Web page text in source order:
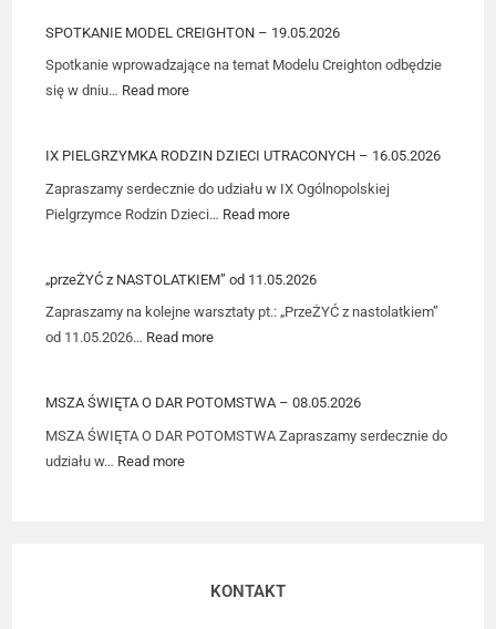
SPOTKANIE MODEL CREIGHTON – 19.05.2026
Spotkanie wprowadzające na temat Modelu Creighton odbędzie
się w dniu… Read more
IX PIELGRZYMKA RODZIN DZIECI UTRACONYCH – 16.05.2026
Zapraszamy serdecznie do udziału w IX Ogólnopolskiej
Pielgrzymce Rodzin Dzieci… Read more
„przeŻYĆ z NASTOLATKIEM” od 11.05.2026
Zapraszamy na kolejne warsztaty pt.: „PrzeŻYĆ z nastolatkiem”
od 11.05.2026… Read more
MSZA ŚWIĘTA O DAR POTOMSTWA – 08.05.2026
MSZA ŚWIĘTA O DAR POTOMSTWA Zapraszamy serdecznie do
udziału w… Read more
KONTAKT